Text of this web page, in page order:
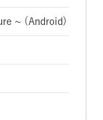
~ (Android)